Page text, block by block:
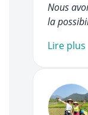
Nous
la
Lire plus